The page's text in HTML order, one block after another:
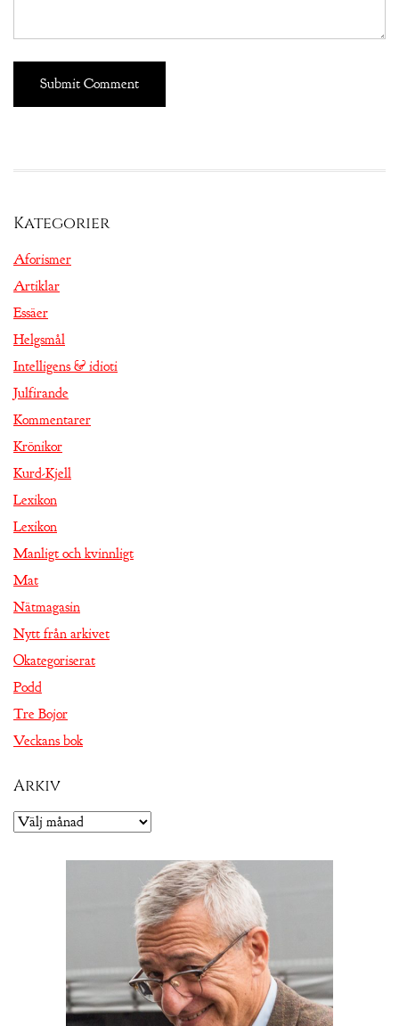
Kategorier
Aforismer
Artiklar
Essäer
Helgsmål
Intelligens & idioti
Julfirande
Kommentarer
Krönikor
Kurd-Kjell
Lexikon
Lexikon
Manligt och kvinnligt
Mat
Nätmagasin
Nytt från arkivet
Okategoriserat
Podd
Tre Bojor
Veckans bok
Arkiv
Arkiv